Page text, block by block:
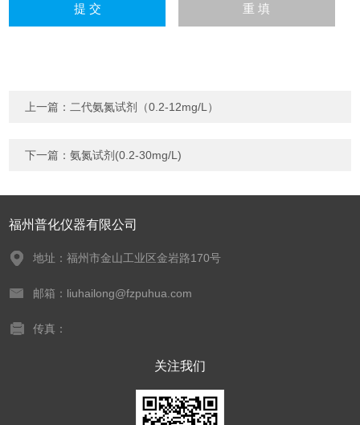
上一篇： 二代氨氮试剂（0.2-12mg/L）
下一篇：氨氮试剂(0.2-30mg/L)
福州普化仪器有限公司
地址：福州市金山工业区金岩路170号
邮箱：liuhailong@fzpuhua.com
传真：
关注我们